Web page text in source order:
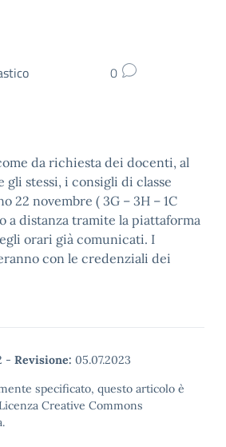
0
da richiesta dei docenti, al
stessi, i consigli di classe
22 novembre ( 3G – 3H – 1C
a distanza tramite la piattaforma
orari già comunicati. I
con le credenziali dei
- Revisione: 05.07.2023
specificato, questo articolo è
Creative Commons